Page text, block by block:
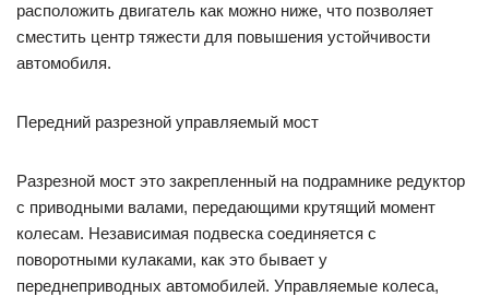
расположить двигатель как можно ниже, что позволяет
сместить центр тяжести для повышения устойчивости
автомобиля.
Передний разрезной управляемый мост
Разрезной мост это закрепленный на подрамнике редуктор
с приводными валами, передающими крутящий момент
колесам. Независимая подвеска соединяется с
поворотными кулаками, как это бывает у
переднеприводных автомобилей. Управляемые колеса,